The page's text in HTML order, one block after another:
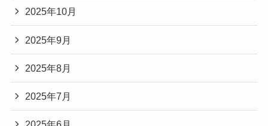
2025年10月
2025年9月
2025年8月
2025年7月